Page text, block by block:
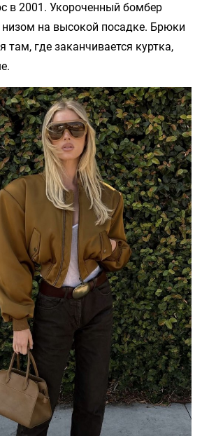
в 2001. Укороченный бомбер
на высокой посадке. Брюки
где заканчивается куртка,